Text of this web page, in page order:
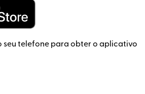
seu telefone para obter o aplicativo